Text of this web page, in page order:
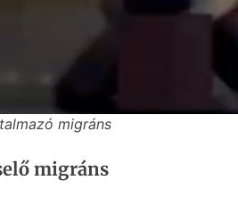
migráns
migráns